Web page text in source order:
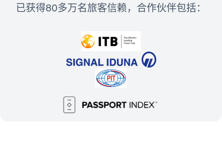
已获得80多万名旅客信赖，合作伙伴包括：